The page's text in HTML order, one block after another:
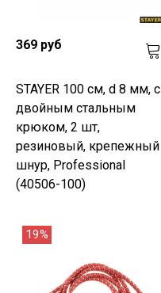
369 руб
STAYER 100 см, d 8 мм, c
двойным стальным
крюком, 2 шт,
резиновый, крепежный
шнур, Professional
(40506-100)
19%